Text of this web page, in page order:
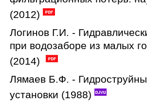
(2012)
Логинов Г.И. -
при водозаборе из малых
(2014)
Лямаев Б.Ф. -
установки (1988)